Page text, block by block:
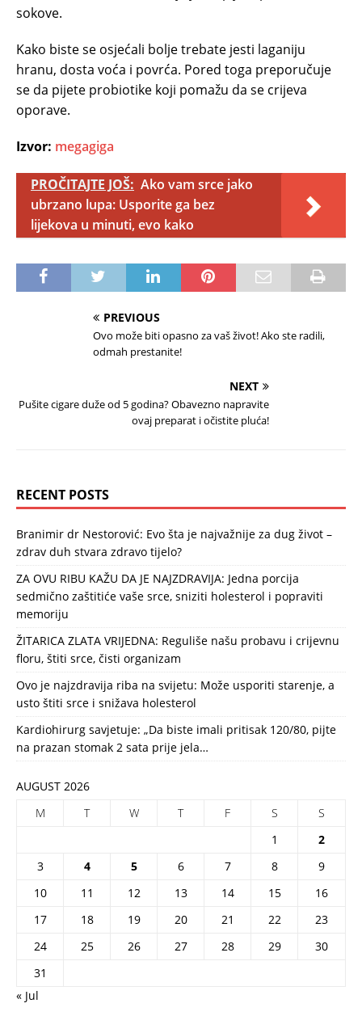
sokove.
Kako biste se osjećali bolje trebate jesti laganiju
hranu, dosta voća i povrća. Pored toga preporučuje
se da pijete probiotike koji pomažu da se crijeva
oporave.
Izvor: megagiga
PROČITAJTE JOŠ: Ako vam srce jako
ubrzano lupa: Usporite ga bez
lijekova u minuti, evo kako
PREVIOUS
Ovo može biti opasno za vaš život! Ako ste radili,
odmah prestanite!
NEXT
Pušite cigare duže od 5 godina? Obavezno napravite
ovaj preparat i očistite pluća!
RECENT POSTS
Branimir dr Nestorović: Evo šta je najvažnije za dug život –
zdrav duh stvara zdravo tijelo?
ZA OVU RIBU KAŽU DA JE NAJZDRAVIJA: Jedna porcija
sedmično zaštitiće vaše srce, sniziti holesterol i popraviti
memoriju
ŽITARICA ZLATA VRIJEDNA: Reguliše našu probavu i crijevnu
floru, štiti srce, čisti organizam
Ovo je najzdravija riba na svijetu: Može usporiti starenje, a
usto štiti srce i snižava holesterol
Kardiohirurg savjetuje: „Da biste imali pritisak 120/80, pijte
na prazan stomak 2 sata prije jela…
AUGUST 2026
M
T W T F S
S
1
2
3
4 5 6 7 8
9
10
11 12 13 14 15
16
17
18 19 20 21 22
23
24
25 26 27 28 29
30
31
« Jul